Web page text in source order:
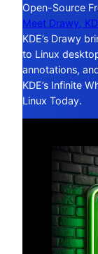
Open-Source
Meet Drawy,
KDE’s Drawy
to Linux
annotations,
KDE’s Infinite
Linux Today.